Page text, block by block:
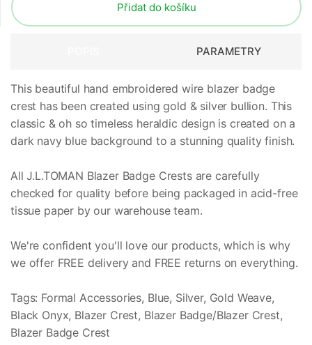
Přidat do košíku
PARAMETRY
This beautiful hand embroidered wire blazer badge
crest has been created using gold & silver bullion. This
classic & oh so timeless heraldic design is created on a
dark navy blue background to a stunning quality finish.
All J.L.TOMAN Blazer Badge Crests are carefully
checked for quality before being packaged in acid-free
tissue paper by our warehouse team.
We're confident you'll love our products, which is why
we offer FREE delivery and FREE returns on everything.
Tags: Formal Accessories, Blue, Silver, Gold Weave,
Black Onyx, Blazer Crest, Blazer Badge/Blazer Crest,
Blazer Badge Crest